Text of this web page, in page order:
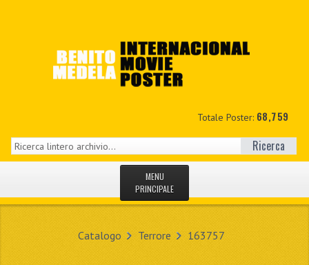
Totale Poster: 68,759
Ricerca
MENU
PRINCIPALE
Catalogo Terrore 163757